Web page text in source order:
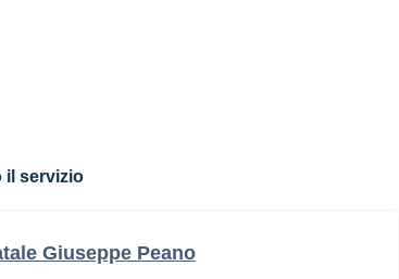
il servizio
Giuseppe Peano